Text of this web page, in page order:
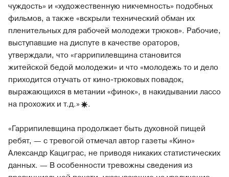
чуждость» и «художественную никчемность» подобных
фильмов, а также «вскрыли технический обман их
пленительных для рабочей молодежи трюков». Рабочие,
выступавшие на диспуте в качестве ораторов,
утверждали, что «гаррипилевщина становится
житейской бедой молодежи» и что «молодежь то и дело
приходится отучать от кино-трюковых повадок,
выражающихся в метании «финок», в накидывании лассо
на прохожих и т.д.» .
«Гаррипилевщина продолжает быть духовной пищей
ребят, — с тревогой отмечал автор газеты «Кино»
Александр Кациграс, не приводя никаких статистических
данных. — В особенности тревожны сведения из